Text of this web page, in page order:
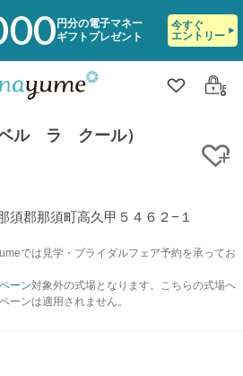
円分の電子マネー
ギフトプレゼント
今すぐ
エントリー
クリップ
ログ
ル ラ クール）
須郡那須町高久甲５４６２−１
では見学・ブライダルフェア予約を承ってお
ーン対象外の式場となります。こちらの式場へ
ーンは適用されません。